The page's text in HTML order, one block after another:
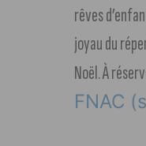
rêves
joyau du
Noël. À
FNAC